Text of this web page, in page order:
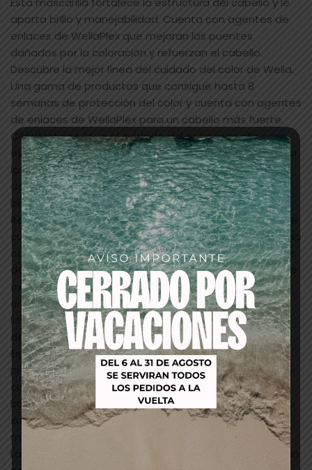
aporta brillo y manejabilidad. Cuenta con agentes de
enlaces de WellaPlex que mejoran los puentes
dañados por la coloración y refuerzan el cabello.
Descubre la mejor línea del cuidado del color de Wella.
Una gama de productos que consigue hasta 8
semanas de protección del color y cuenta con agentes
de enlaces de WellaPlex para un cabello más fuerte.
ColorMotion+ lleva el cuidado del color más allá para
evitar la pérdida del color. Con un uso habitual de toda
la rutina ColorMotion+ se consigue mejorar la calidad
del cabello teñido en tres áreas: protección del color,
brillo resplandeciente y mayor fortaleza del cabello.
Repara y restaura el cabello teñido con la Mascarilla de
cuidado estructural Color Motion de Wella Professionals
con WellaPlex. Esta mascarilla ofrece hasta 8 semanas
de protección extendida del color para prevenir que se
oxide o se desvanezca. Se ha diseñado para proteger
el cabello de los agresores ambientales, y encapsula
los metales para reducir la oxidación causante del
desvanecimiento del color.
Esta innovadora mascarilla ofrece mucho más que
protección del color al unir las mejores tecnologías de
cuidado capilar que Wella posee para proteger, dar
brillo y fortalecer. Un pulidor de la superficie del cabello
suavizará tus cutículas para mejorar el brillo y la
manejabilidad.
La mascarilla cuenta con el agente de enlace WellaPlex